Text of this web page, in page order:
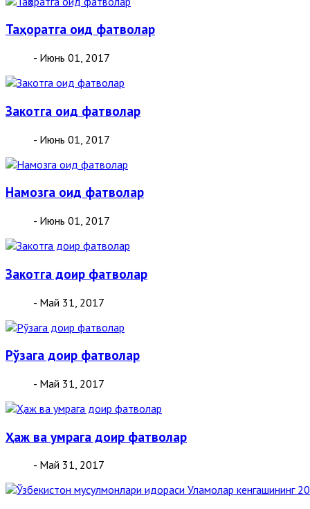
Таҳоратга оид фатволар
- Июнь 01, 2017
Закотга оид фатволар
- Июнь 01, 2017
Намозга оид фатволар
- Июнь 01, 2017
Закотга доир фатволар
- Май 31, 2017
Рўзага доир фатволар
- Май 31, 2017
Ҳаж ва умрага доир фатволар
- Май 31, 2017